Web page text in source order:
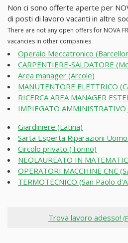
Non ci sono offerte aperte per
di posti di lavoro vacanti in altre
There are not any open offers for NOVA
vacancies in other companies
Operaio Meccatronico
CARPENTIERE-SALDATORE
Area manager (Arcole)
MANUTENTORE ELETTRICO
RICERCA AREA MANAGER
IMPIEGATO AMMINISTRATIVO
Giardiniere (Latina)
Sarta Esperta Riparazioni
Circolo privato (Torino)
NEOLAUREATO IN
OPERATORI MACCHINE CNC
TERMOTECNICO (San Paolo
Trova lavoro adesso!